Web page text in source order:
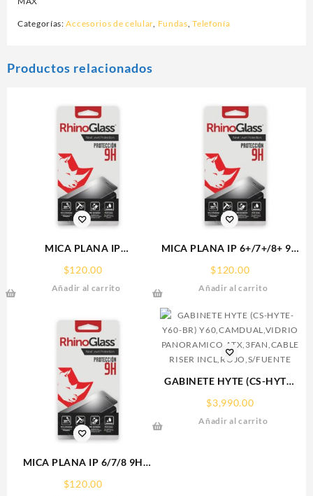
Categorías:Accesorios de celular, Fundas,Telefonía
Productos relacionados
MICA PLANA IP
9H RHINOGLASS
$120.00
Añadir al carrito
MICA PLANA IP 6+/7+/8+ 9H
$120.00
Añadir al carrito
MICA PLANA IP 6/7/8 9H
RHINOGLASS
$120.00
GABINETE HYTE (CS-HYTE-
Y60,CAMDUAL,VIDRIO
$3,990.00
Añadir al carrito